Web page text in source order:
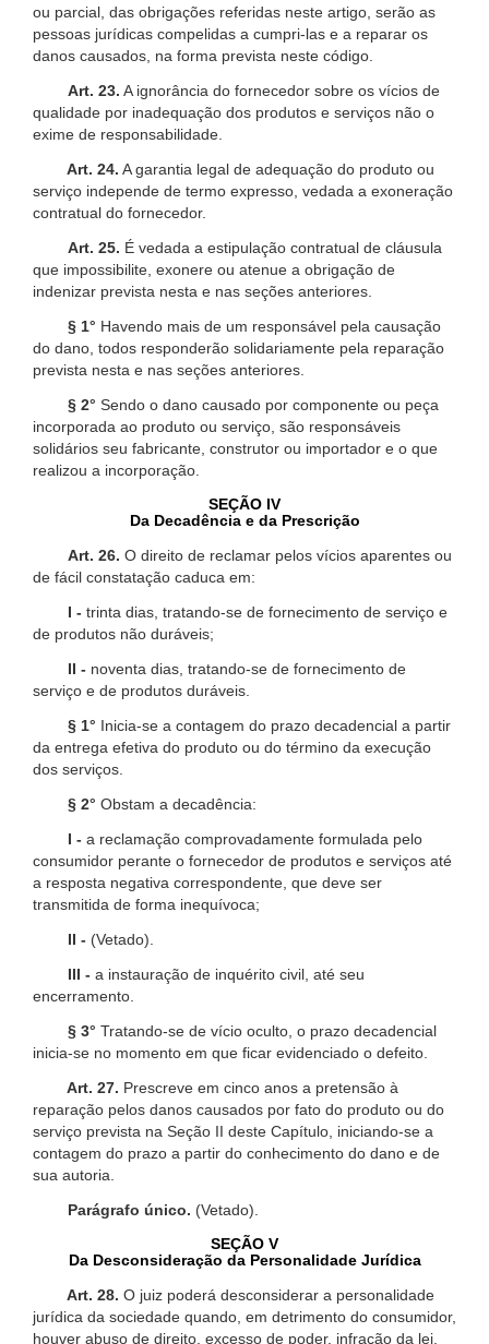
ou parcial, das obrigações referidas neste artigo, serão as
pessoas jurídicas compelidas a cumpri-las e a reparar os
danos causados, na forma prevista neste código.
Art. 23. A ignorância do fornecedor sobre os vícios de
qualidade por inadequação dos produtos e serviços não o
exime de responsabilidade.
Art. 24. A garantia legal de adequação do produto ou
serviço independe de termo expresso, vedada a exoneração
contratual do fornecedor.
Art. 25. É vedada a estipulação contratual de cláusula
que impossibilite, exonere ou atenue a obrigação de
indenizar prevista nesta e nas seções anteriores.
§ 1° Havendo mais de um responsável pela causação
do dano, todos responderão solidariamente pela reparação
prevista nesta e nas seções anteriores.
§ 2° Sendo o dano causado por componente ou peça
incorporada ao produto ou serviço, são responsáveis
solidários seu fabricante, construtor ou importador e o que
realizou a incorporação.
SEÇÃO IV
Da Decadência e da Prescrição
Art. 26. O direito de reclamar pelos vícios aparentes ou
de fácil constatação caduca em:
I - trinta dias, tratando-se de fornecimento de serviço e
de produtos não duráveis;
II - noventa dias, tratando-se de fornecimento de
serviço e de produtos duráveis.
§ 1° Inicia-se a contagem do prazo decadencial a partir
da entrega efetiva do produto ou do término da execução
dos serviços.
§ 2° Obstam a decadência:
I - a reclamação comprovadamente formulada pelo
consumidor perante o fornecedor de produtos e serviços até
a resposta negativa correspondente, que deve ser
transmitida de forma inequívoca;
II - (Vetado).
III - a instauração de inquérito civil, até seu
encerramento.
§ 3° Tratando-se de vício oculto, o prazo decadencial
inicia-se no momento em que ficar evidenciado o defeito.
Art. 27. Prescreve em cinco anos a pretensão à
reparação pelos danos causados por fato do produto ou do
serviço prevista na Seção II deste Capítulo, iniciando-se a
contagem do prazo a partir do conhecimento do dano e de
sua autoria.
Parágrafo único. (Vetado).
SEÇÃO V
Da Desconsideração da Personalidade Jurídica
Art. 28. O juiz poderá desconsiderar a personalidade
jurídica da sociedade quando, em detrimento do consumidor,
houver abuso de direito, excesso de poder, infração da lei,